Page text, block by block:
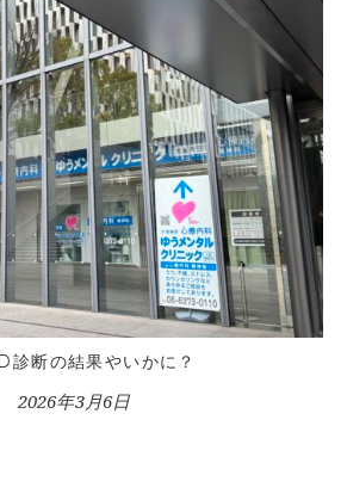
断の結果やいかに？
2026年3月6日